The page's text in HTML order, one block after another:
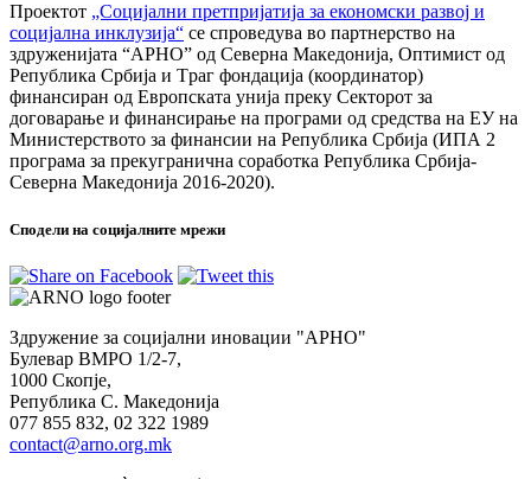
Проектот „Социјални претпријатија за економски развој и
социјална инклузија“ се спроведува во партнерство на
здруженијата “АРНО” од Северна Македонија, Оптимист од
Република Србија и Tраг фондација (координатор)
финансиран од Европската унија преку Секторот за
договарање и финансирање на програми од средства на ЕУ на
Министерството за финансии на Република Србија (ИПА 2
програма за прекугранична соработка Република Србија-
Северна Македонија 2016-2020).
Сподели на социјалните мрежи
Здружение за социјални иновации "АРНО"
Булевар ВМРО 1/2-7,
1000 Скопје,
Република С. Македонија
077 855 832, 02 322 1989
contact@arno.org.mk